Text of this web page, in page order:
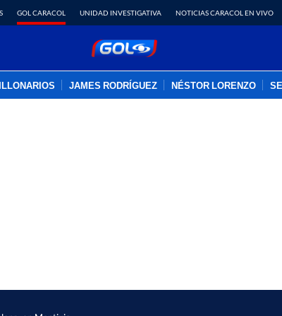
GOL CARACOL UNIDAD INVESTIGATIVA NOTICIAS CARACOL EN VIVO
JAMES RODRÍGUEZ NÉSTOR LORENZO